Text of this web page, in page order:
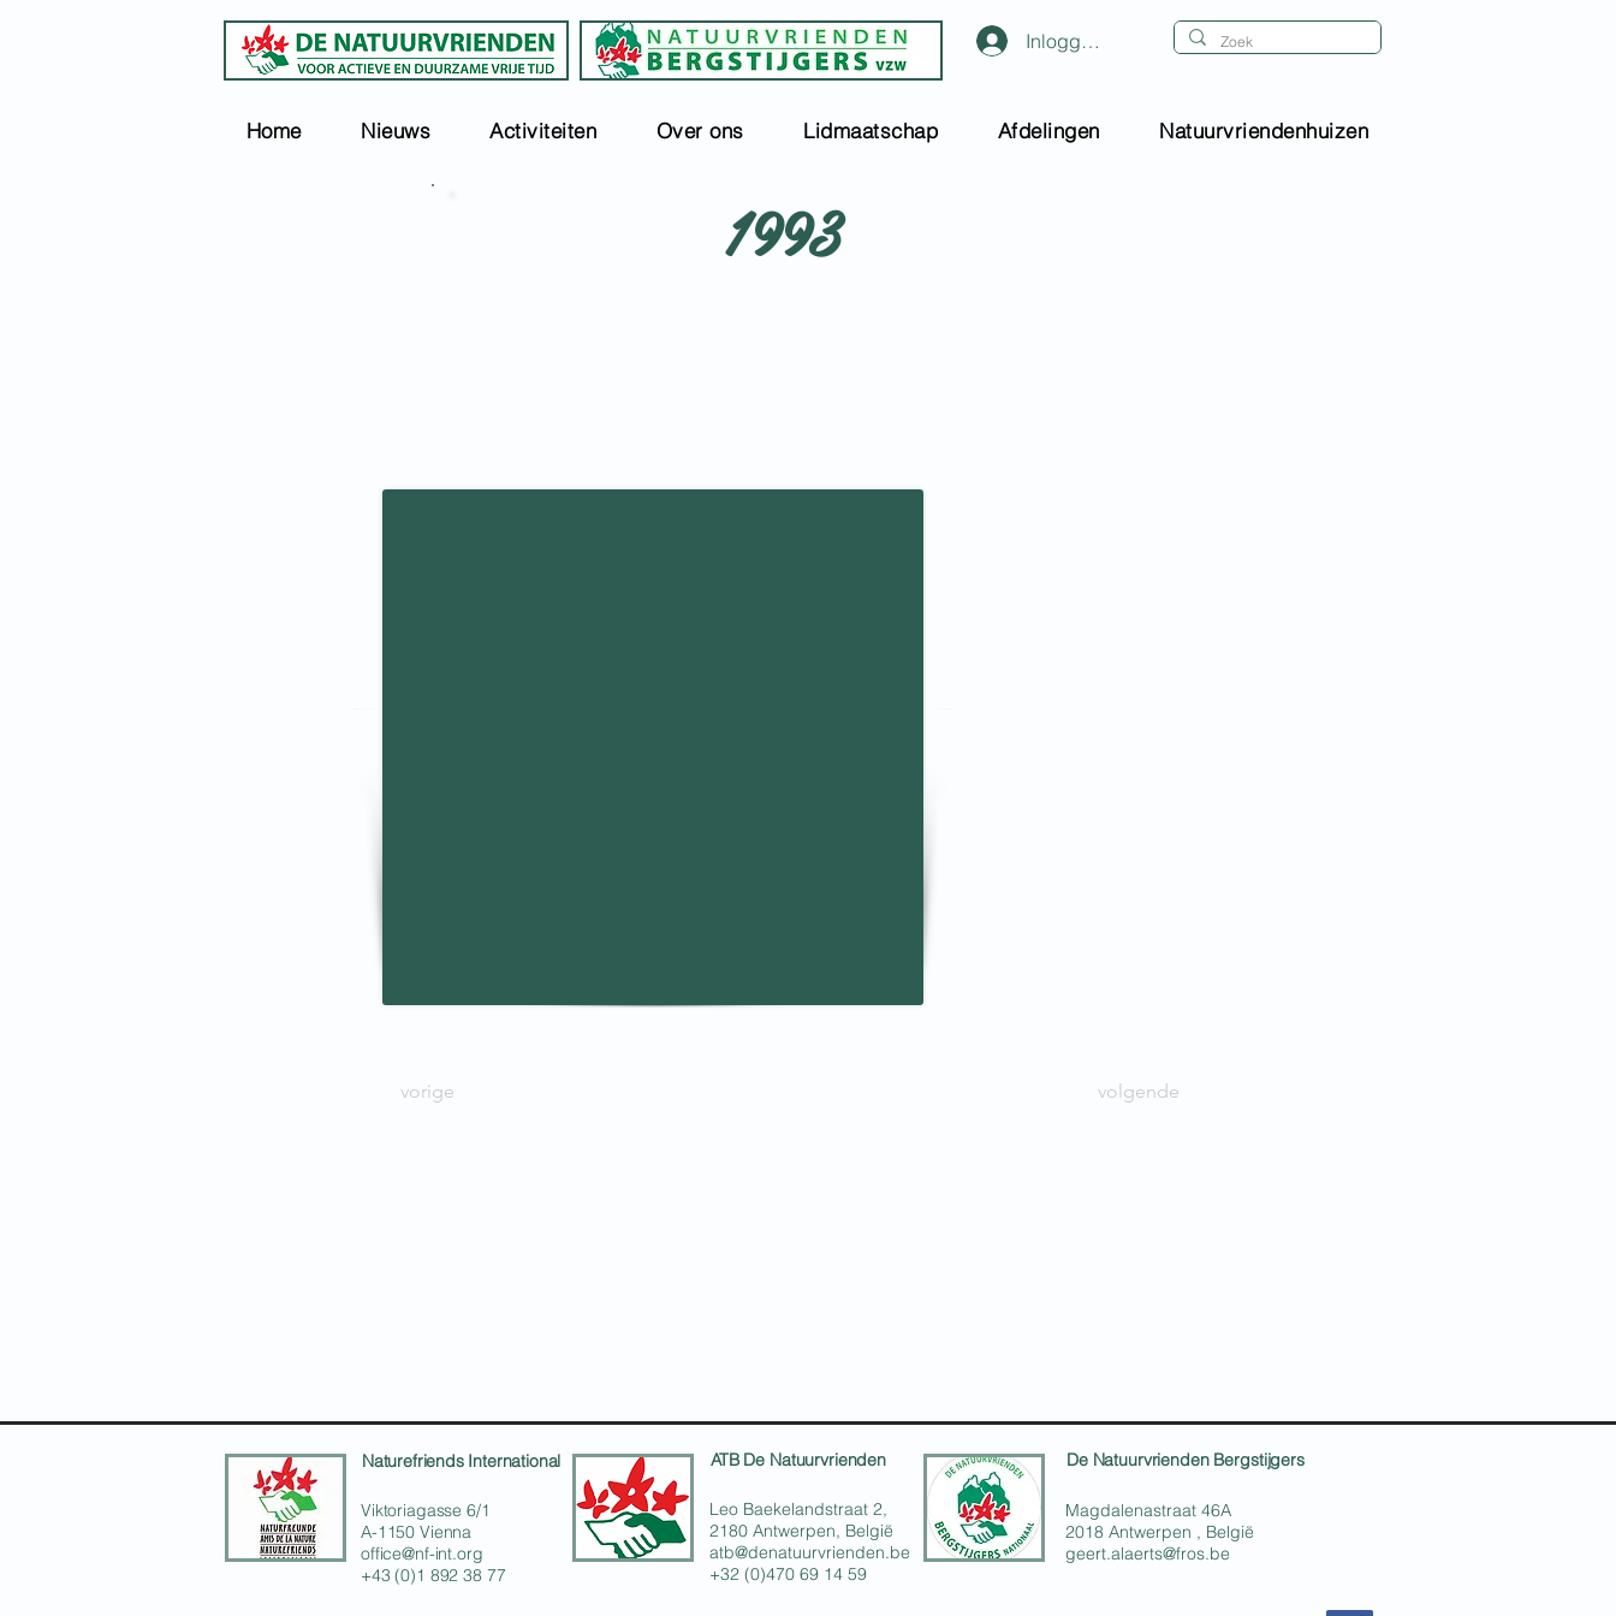
Inloggen
Home Nieuws Activiteiten Over ons Lidmaatschap Afdelingen Natuurvriendenhuizen
1993
vorige volgende
Naturefriends International
Viktoriagasse 6/1
A-1150 Vienna
office@nf-int.org
+43 (0)1 892 38 77
ATB De Natuurvrienden
Leo Baekelandstraat 2,
2180 Antwerpen, België
atb@denatuurvrienden.be
+32 (0)470 69 14 59
De Natuurvrienden Bergstijgers
Magdalenastraat 46A
2018 Antwerpen , België
geert.alaerts@fros.be